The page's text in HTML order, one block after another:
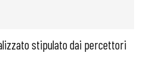
stipulato dai percettori